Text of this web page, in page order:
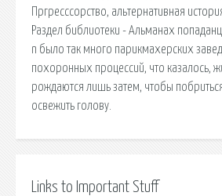
Пргресссорство, альтернативная
Раздел библиотеки - Альманах
n было так много парикмахерских
похоронных процессий, что казалось,
рождаются лишь затем, чтобы
освежить голову.
Links to Important Stuff